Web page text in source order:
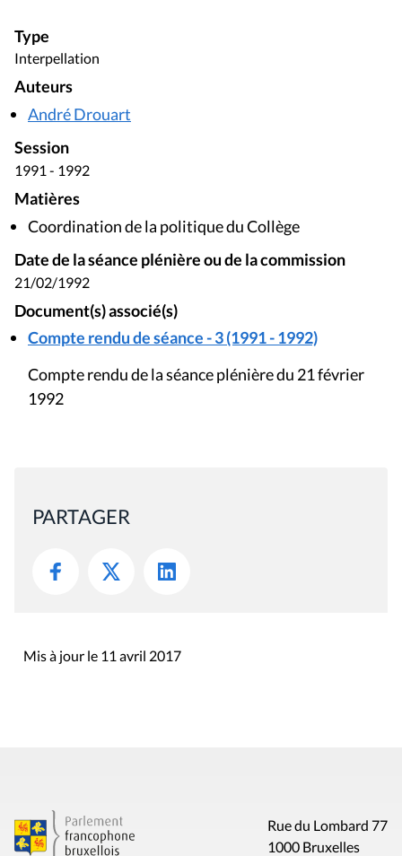
Type
Interpellation
Auteurs
André Drouart
Session
1991 - 1992
Matières
Coordination de la politique du Collège
Date de la séance plénière ou de la commission
21/02/1992
Document(s) associé(s)
Compte rendu de séance - 3 (1991 - 1992)
Compte rendu de la séance plénière du 21 février
1992
PARTAGER
Mis à jour le 11 avril 2017
Rue du Lombard 77
1000 Bruxelles